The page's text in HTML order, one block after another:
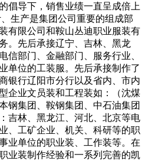
倡导下，销售业绩一直呈成倍上
生产是集团公司重要的组成部
有限公司和鞍山丛迪职业服装有
。先后承接辽宁、吉林、黑龙
信部门、金融部门、服务行业、
单位的工装服。先后承接制作了
银行辽阳市分行以及省内、市内
企业文员装和工程装如：（沈煤
钢集团、鞍钢集团、中石油集团
吉林、黑龙江、河北、北京等电
、工矿企业、机关、科研等的职
业单位的职业装、工作装等。在
业装制作经验和一系列完善的凯